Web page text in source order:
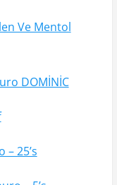
Ve Mentol
DOMİNİC
25’s